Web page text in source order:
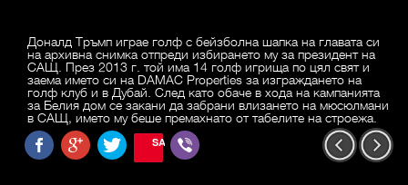
Доналд Тръмп играе голф с бейзболна шапка на главата си
на архивна снимка отпреди избирането му за президент на
САЩ. През 2013 г. той има 14 голф игрища по цял свят и
заема името си на DAMAC Properties за изграждането на
голф клуб и в Дубай. След като обаче в хода на кампанията
за Белия дом се закани да забрани влизането на мюсюлмани
в САЩ, името му беше премахнато от табелите на строежа.
SAVE